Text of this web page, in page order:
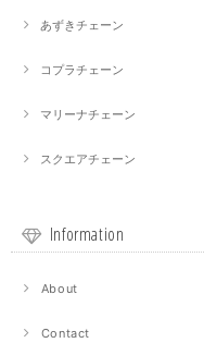
あずきチェーン
コプラチェーン
マリーナチェーン
スクエアチェーン
Information
About
Contact